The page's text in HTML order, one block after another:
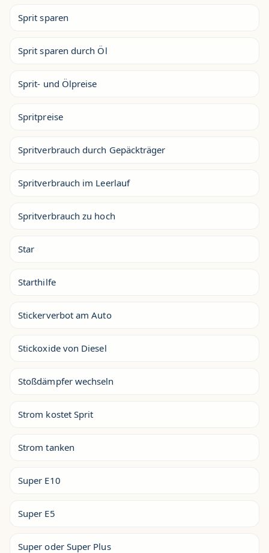
Sprit sparen
Sprit sparen durch Öl
Sprit- und Ölpreise
Spritpreise
Spritverbrauch durch Gepäckträger
Spritverbrauch im Leerlauf
Spritverbrauch zu hoch
Star
Starthilfe
Stickerverbot am Auto
Stickoxide von Diesel
Stoßdämpfer wechseln
Strom kostet Sprit
Strom tanken
Super E10
Super E5
Super oder Super Plus